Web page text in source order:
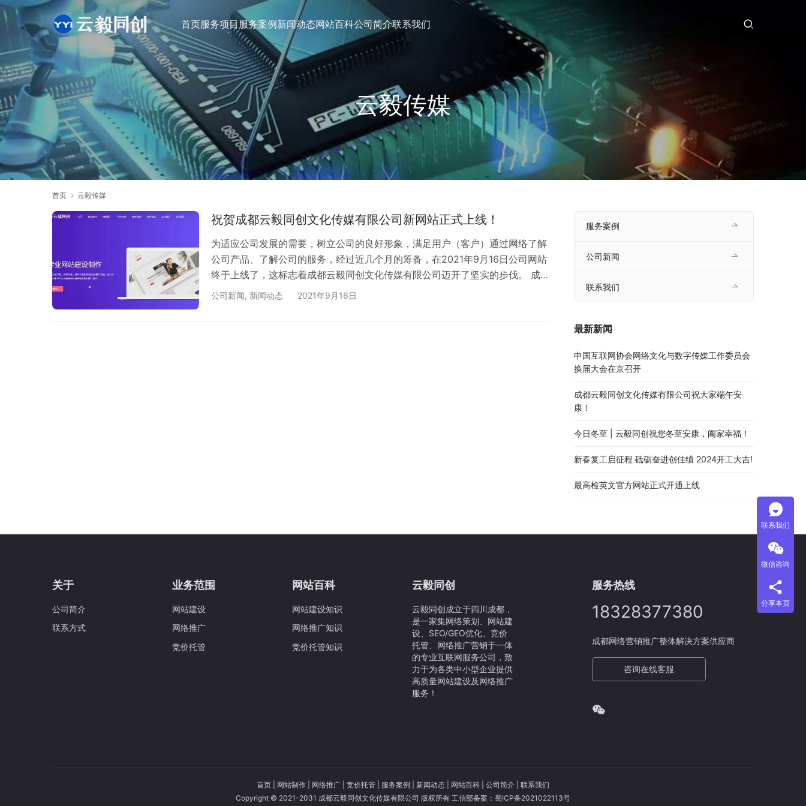
首页服务项目 服务案例新闻动态网站百科公司简介联系我们
云毅传媒
首页 云毅传媒
祝贺成都云毅同创文化传媒有限公司新网站正式上线！
为适应公司发展的需要，树立公司的良好形象，满足用户（客户）通过网络了解
公司产品、了解公司的服务，经过近几个月的筹备，在2021年9月16日公司网站
终于上线了，这标志着成都云毅同创文化传媒有限公司迈开了坚实的步伐。 成都
云毅同创文化传媒有限公司成立于四川成都，是一家集网站建设、SEO优化、竞
公司新闻, 新闻动态 2021年9月16日
服务案例
公司新闻
联系我们
最新新闻
中国互联网协会网络文化与数字传媒工作委员会
换届大会在京召开
成都云毅同创文化传媒有限公司祝大家端午安
康！
今日冬至 | 云毅同创祝您冬至安康，阖家幸福！
新春复工启征程 砥砺奋进创佳绩 2024开工大吉!
最高检英文官方网站正式开通上线
关于
公司简介
联系方式
业务范围
网站建设
网络推广
竞价托管
网站百科
网站建设知识
网络推广知识
竞价托管知识
云毅同创
云毅同创成立于四川成都，
是一家集网络策划、网站建
设、SEO/GEO优化、竞价
托管、网络推广营销于一体
的专业互联网服务公司，致
力于为各类中小型企业提供
高质量网站建设及网络推广
服务！
服务热线
18328377380
成都网络营销推广整体解决方案供应商
咨询在线客服
首页 网站制作 网络推广 竞价托管 服务案例 新闻动态 网站百科 公司简介
联系我们
Copyright © 2021-2031 成都云毅同创文化传媒有限公司 版权所有 工信部备案： 蜀ICP备2021022113号
联系我们
微信咨询
分享本页